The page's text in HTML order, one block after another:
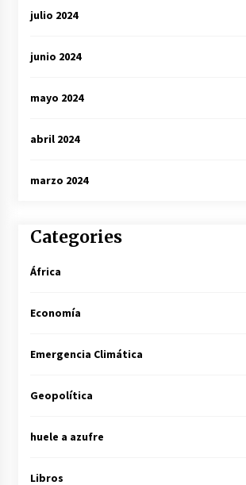
julio 2024
junio 2024
mayo 2024
abril 2024
marzo 2024
Categories
África
Economía
Emergencia Climática
Geopolítica
huele a azufre
Libros